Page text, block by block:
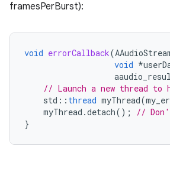
framesPerBurst):
void errorCallback(
void *
// Launch a new thread to
std :: thread myThread(
myThread .detach();
//
}